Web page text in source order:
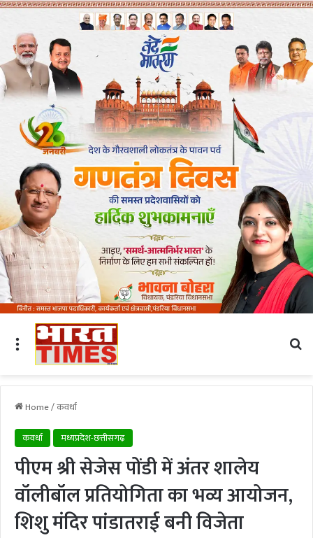
Menu
Home/कवर्धा
कवर्धा
मध्यप्रदेश-छत्तीसगढ़
पीएम श्री सेजेस पोंडी में अंतर शालेय
वॉलीबॉल प्रतियोगिता का भव्य आयोजन,
शिशु मंदिर पांडातराई बनी विजेता